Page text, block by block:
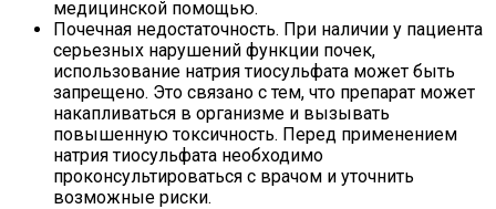
медицинской помощью.
Почечная недостаточность. При наличии у пациента
серьезных нарушений функции почек,
использование натрия тиосульфата может быть
запрещено. Это связано с тем, что препарат может
накапливаться в организме и вызывать
повышенную токсичность. Перед применением
натрия тиосульфата необходимо
проконсультироваться с врачом и уточнить
возможные риски.